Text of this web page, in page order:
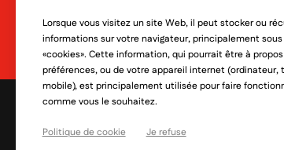
Oui, je veux
Lorsque vous visitez un site Web, il peut stocker ou
informations sur votre navigateur, principalement
«cookies». Cette information, qui pourrait être à
préférences, ou de votre appareil internet (ordinateur,
mobile), est principalement utilisée pour faire
comme vous le souhaitez.
Politique de cookie Je refuse